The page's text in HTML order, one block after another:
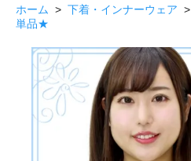
ホーム > 下着・インナーウェア >
単品★